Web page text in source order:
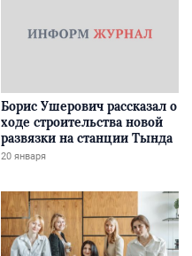
Борис Ушерович рассказал о
ходе строительства новой
развязки на станции Тында
20 января